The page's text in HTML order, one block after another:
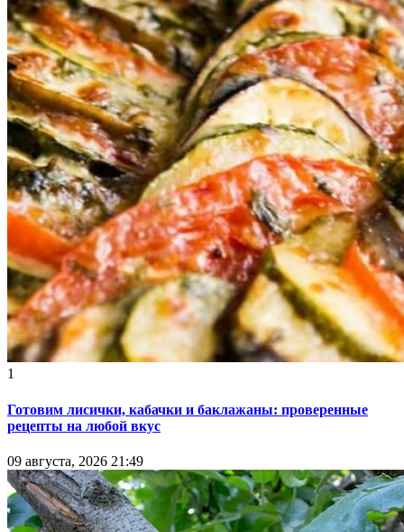
1
Готовим лисички, кабачки и баклажаны: проверенные
рецепты на любой вкус
09 августа, 2026 21:49